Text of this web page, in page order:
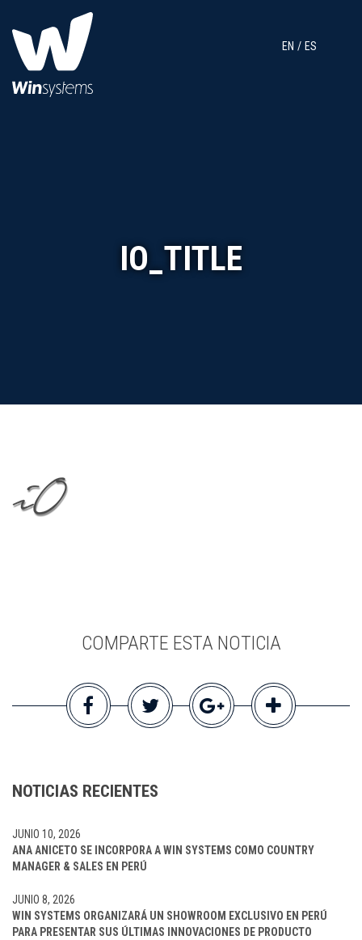
EN ES
IO_TITLE
COMPARTE ESTA NOTICIA
NOTICIAS RECIENTES
ANA ANICETO SE INCORPORA A WIN SYSTEMS COMO COUNTRY
MANAGER & SALES EN PERÚ
JUNIO 10, 2026
WIN SYSTEMS ORGANIZARÁ UN SHOWROOM EXCLUSIVO EN PERÚ
PARA PRESENTAR SUS ÚLTIMAS INNOVACIONES DE PRODUCTO
JUNIO 8, 2026